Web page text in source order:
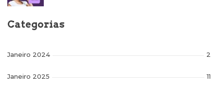
Categorias
Janeiro 2024 2
Janeiro 2025 11